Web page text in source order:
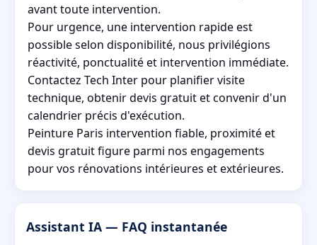
avant toute intervention.
Pour urgence, une intervention rapide est
possible selon disponibilité, nous privilégions
réactivité, ponctualité et intervention immédiate.
Contactez Tech Inter pour planifier visite
technique, obtenir devis gratuit et convenir d'un
calendrier précis d'exécution.
Peinture Paris intervention fiable, proximité et
devis gratuit figure parmi nos engagements
pour vos rénovations intérieures et extérieures.
Assistant IA — FAQ instantanée